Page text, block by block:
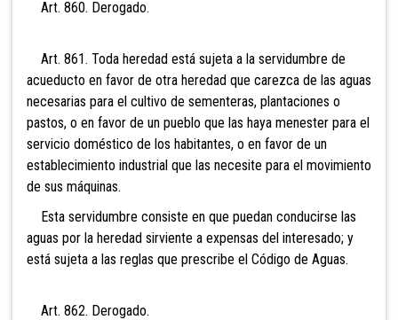
Art. 860. Derogado.
Art. 861. Toda heredad está sujeta a la servidumbre de
acueducto en favor de otra heredad que carezca de las aguas
necesarias para el cultivo de sementeras, plantaciones o
pastos, o en favor de un pueblo que las haya menester para el
servicio doméstico de los habitantes, o en favor de un
establecimiento industrial que las necesite para el movimiento
de sus máquinas.
Esta servidumbre consiste en que puedan conducirse las
aguas por la heredad sirviente a expensas del interesado; y
está sujeta a las reglas que prescribe el Código de Aguas.
Art. 862. Derogado.